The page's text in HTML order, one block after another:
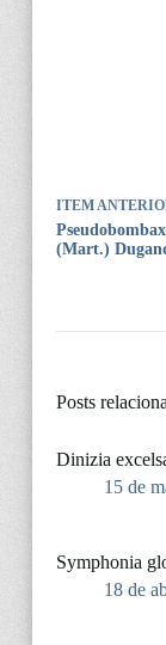
ITEM
(Mart.)
Posts
Dinizia
15 de
Symphonia
18 de